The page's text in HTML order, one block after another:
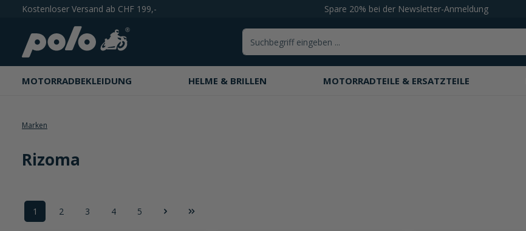
Zur Hauptnavigation springen
Kostenloser Versand ab CHF 199,- Spare 20% bei der Newsletter-Anmeldung
MOTORRADBEKLEIDUNG HELME & BRILLEN MOTORRADTEILE & ERSATZTEILE
Marken
Rizoma
Seite
1 Seite
2 Seite
3 Seite
4 Seite
5